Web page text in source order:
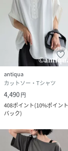
antiqua
カットソー・Tシャツ
4,490円
408ポイント(10%ポイント
バック)